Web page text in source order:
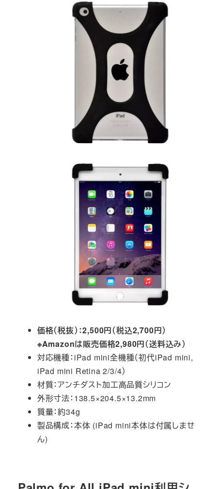
価格（税抜）：2,500円（税込2,700円）
※Amazonは販売価格2,980円（送料込み）
対応機種：iPad mini全機種（初代iPad mini,
iPad mini Retina 2/3/4）
材質：アンチダスト加工高品質シリコン
外形寸法：138.5×204.5×13.2mm
質量：約34g
製品構成：本体 (iPad mini本体は付属しませ
ん)